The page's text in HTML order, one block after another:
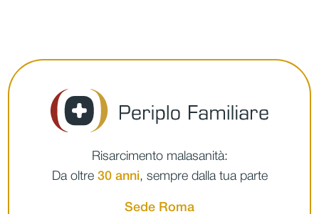
Risarcimento malasanità:
Da oltre 30 anni, sempre dalla tua parte
Sede Roma